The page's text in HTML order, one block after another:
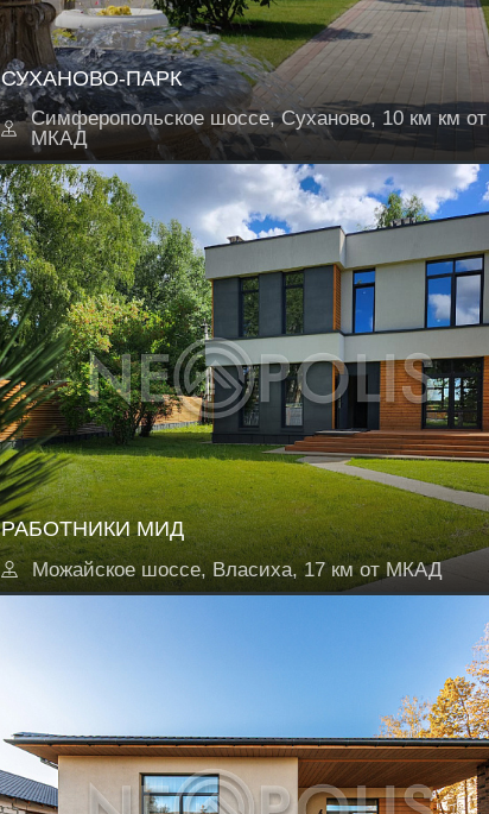
СУХАНОВО-ПАРК
Симферопольское шоссе, Суханово, 10 км км от
МКАД
РАБОТНИКИ МИД
Можайское шоссе, Власиха, 17 км от МКАД